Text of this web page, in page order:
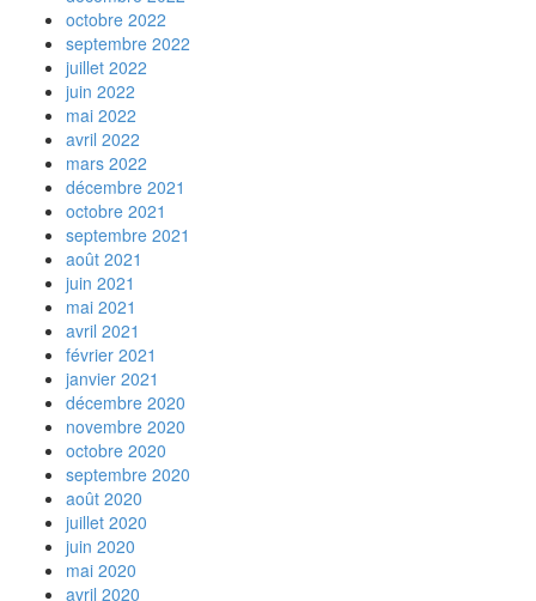
octobre 2022
septembre 2022
juillet 2022
juin 2022
mai 2022
avril 2022
mars 2022
décembre 2021
octobre 2021
septembre 2021
août 2021
juin 2021
mai 2021
avril 2021
février 2021
janvier 2021
décembre 2020
novembre 2020
octobre 2020
septembre 2020
août 2020
juillet 2020
juin 2020
mai 2020
avril 2020